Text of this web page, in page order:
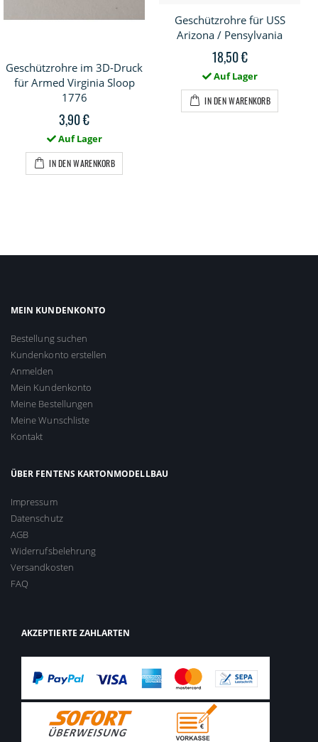
Geschützrohre im 3D-Druck
für Armed Virginia Sloop
1776
3,90 €
Auf Lager
IN DEN WARENKORB
Geschützrohre für USS
Arizona / Pensylvania
18,50 €
Auf Lager
IN DEN WARENKORB
MEIN KUNDENKONTO
Bestellung suchen
Kundenkonto erstellen
Anmelden
Mein Kundenkonto
Meine Bestellungen
Meine Wunschliste
Kontakt
ÜBER FENTENS KARTONMODELLBAU
Impressum
Datenschutz
AGB
Widerrufsbelehrung
Versandkosten
FAQ
AKZEPTIERTE ZAHLARTEN